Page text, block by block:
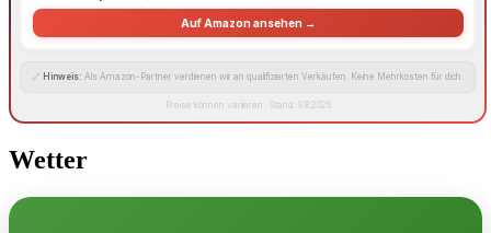
Auf Amazon ansehen →
🔗 Hinweis: Als Amazon-Partner verdienen wir an qualifizierten Verkäufen. Keine Mehrkosten für dich.
Preise können variieren · Stand: 9.8.2026
Wetter